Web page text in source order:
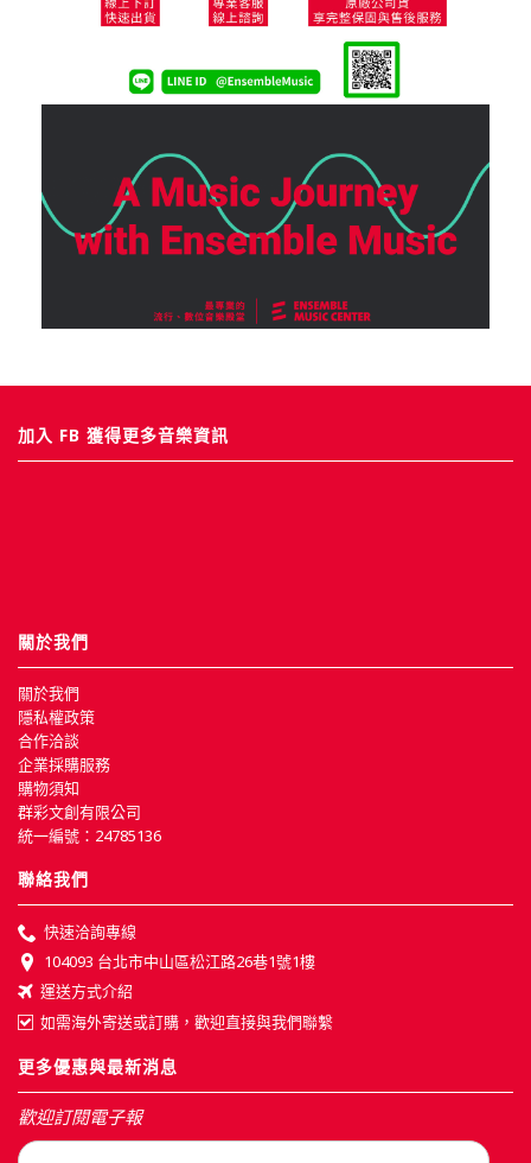
加入 FB 獲得更多音樂資訊
關於我們
關於我們
隱私權政策
合作洽談
企業採購服務
購物須知
群彩文創有限公司
統一編號：24785136
聯絡我們
快速洽詢專線
104093 台北市中山區松江路26巷1號1樓
運送方式介紹
如需海外寄送或訂購，歡迎直接與我們聯繫
更多優惠與最新消息
歡迎訂閱電子報